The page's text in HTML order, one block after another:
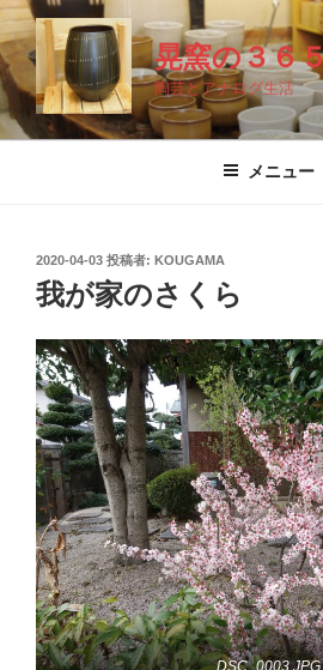
コ
ン
テ
ン
ツ
晃窯の３６
陶芸とアナログ
メニュー
投
稿
日:
2020-04-03 投稿者: KOUGAMA
我が家のさくら
DSC_0003.JPG